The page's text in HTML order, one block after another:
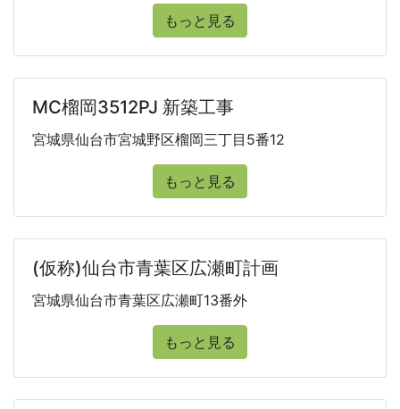
もっと見る
MC榴岡3512PJ 新築工事
宮城県仙台市宮城野区榴岡三丁目5番12
もっと見る
(仮称)仙台市青葉区広瀬町計画
宮城県仙台市青葉区広瀬町13番外
もっと見る